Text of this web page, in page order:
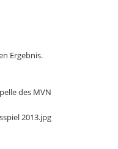
Ergebnis.
des MVN